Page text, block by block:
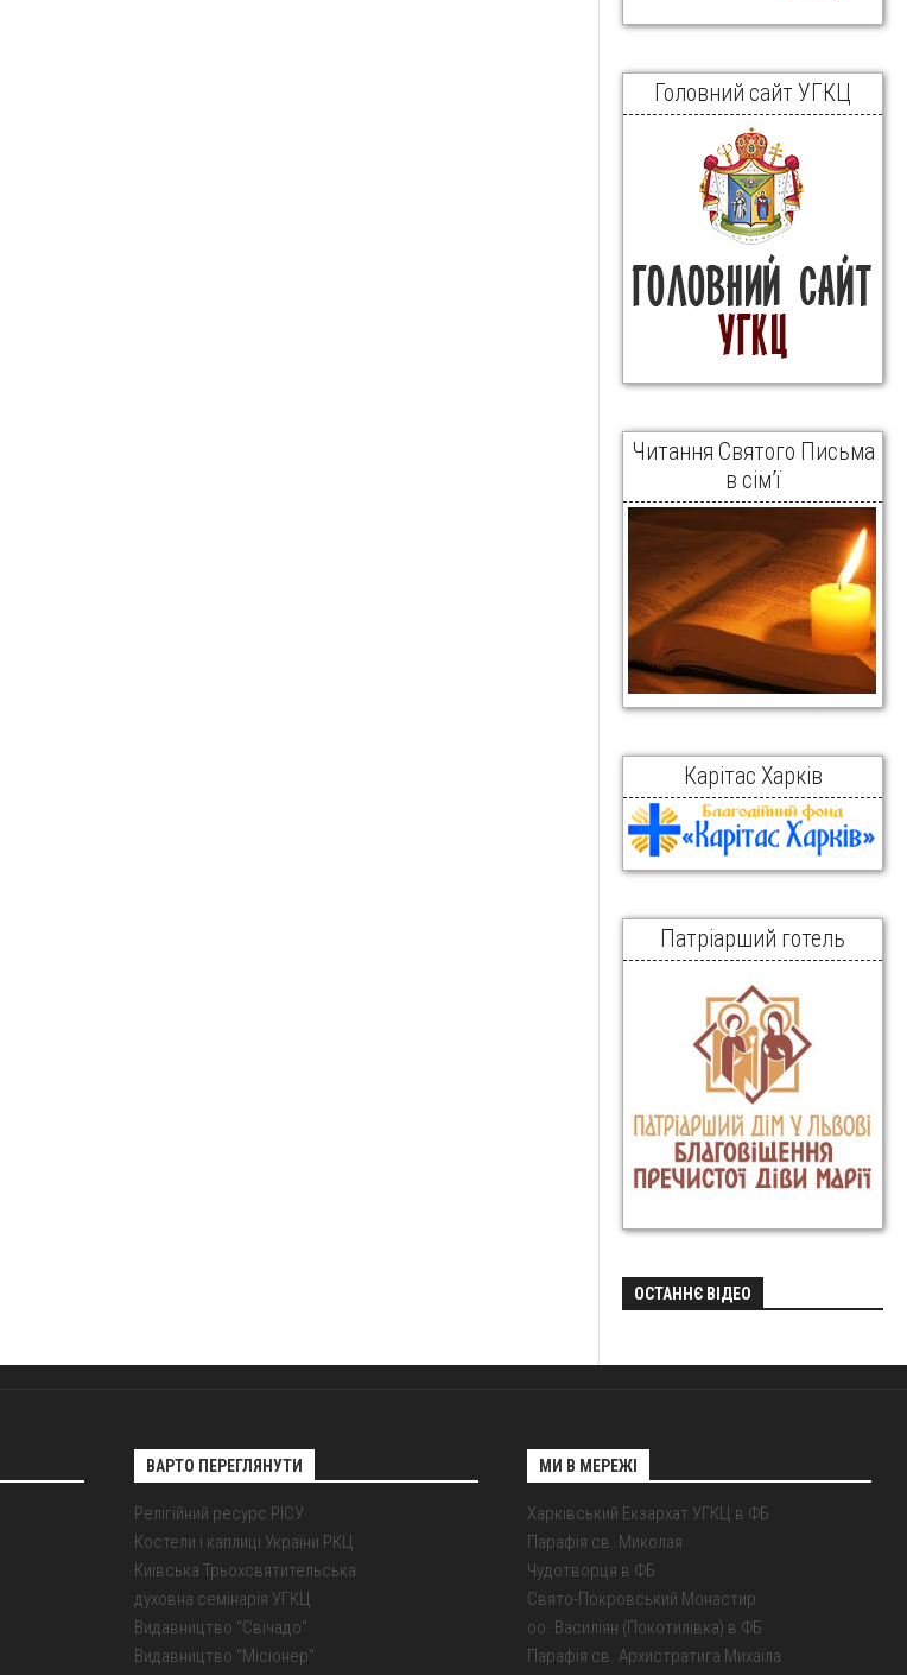
Головний сайт УГКЦ
Читання Святого Письма
в сім’ї
Карітас Харків
Патріарший готель
ОСТАННЄ ВІДЕО
ВАРТО ПЕРЕГЛЯНУТИ
Релігійний ресурс РІСУ
Костели і каплиці України РКЦ
Київська Трьохсвятительська
духовна семінарія УГКЦ
Видавництво "Свічадо"
Видавництво "Місіонер"
МИ В МЕРЕЖІ
Харківський Екзархат УГКЦ в ФБ
Парафія св. Миколая
Чудотворця в ФБ
Свято-Покровський Монастир
оо. Василіян (Покотилівка) в ФБ
Парафія св. Архистратига Михаїла